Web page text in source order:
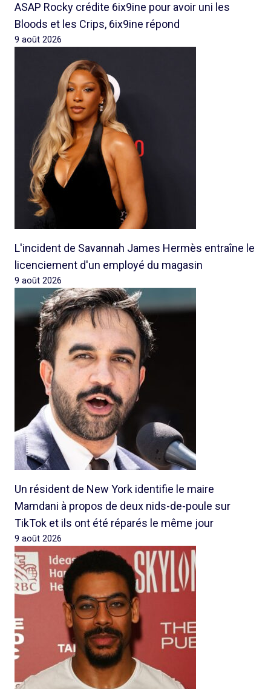
ASAP Rocky crédite 6ix9ine pour avoir uni les
Bloods et les Crips, 6ix9ine répond
9 août 2026
L'incident de Savannah James Hermès entraîne le
licenciement d'un employé du magasin
9 août 2026
Un résident de New York identifie le maire
Mamdani à propos de deux nids-de-poule sur
TikTok et ils ont été réparés le même jour
9 août 2026